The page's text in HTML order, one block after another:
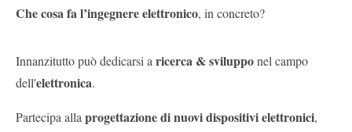
Che cosa fa l’ingegnere elettronico, in concreto?
Innanzitutto può dedicarsi aricerca & svilupponel campo
dell'elettronica.
Partecipa allaprogettazione di nuovi dispositivi elettronici,